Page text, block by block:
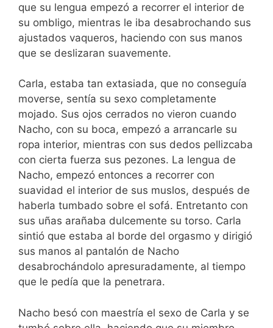
que su lengua empezó a recorrer el interior de
su ombligo, mientras le iba desabrochando sus
ajustados vaqueros, haciendo con sus manos
que se deslizaran suavemente.
Carla, estaba tan extasiada, que no conseguía
moverse, sentía su sexo completamente
mojado. Sus ojos cerrados no vieron cuando
Nacho, con su boca, empezó a arrancarle su
ropa interior, mientras con sus dedos pellizcaba
con cierta fuerza sus pezones. La lengua de
Nacho, empezó entonces a recorrer con
suavidad el interior de sus muslos, después de
haberla tumbado sobre el sofá. Entretanto con
sus uñas arañaba dulcemente su torso. Carla
sintió que estaba al borde del orgasmo y dirigió
sus manos al pantalón de Nacho
desabrochándolo apresuradamente, al tiempo
que le pedía que la penetrara.
Nacho besó con maestría el sexo de Carla y se